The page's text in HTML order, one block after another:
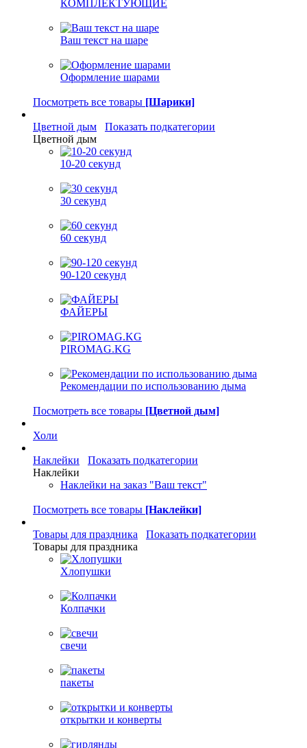
КОМПЛЕКТУЮЩИЕ
Ваш текст на шаре
Оформление шарами
Посмотреть все товары [Шарики]
Цветной дым
Показать подкатегории
Цветной дым
10-20 секунд
30 секунд
60 секунд
90-120 секунд
ФАЙЕРЫ
PIROMAG.KG
Рекомендации по использованию дыма
Посмотреть все товары [Цветной дым]
Холи
Наклейки
Показать подкатегории
Наклейки
Наклейки на заказ "Ваш текст"
Посмотреть все товары [Наклейки]
Товары для праздника
Показать подкатегории
Товары для праздника
Хлопушки
Колпачки
свечи
пакеты
открытки и конверты